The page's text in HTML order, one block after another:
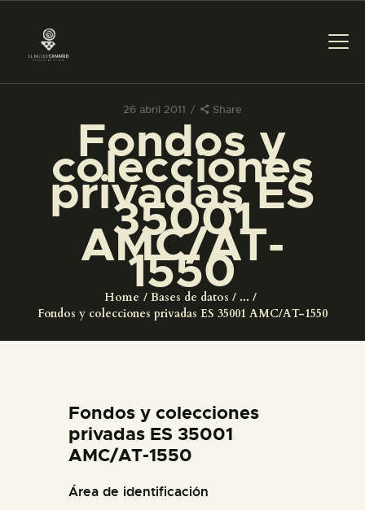
26 abril 2011 Share
Fondos y
colecciones
privadas ES
35001
AMC/AT-
1550
Home Bases de datos
...
Fondos y colecciones privadas ES 35001 AMC/AT-1550
PREPARAR LA VISITA
ACTIVIDADES
EL MUSEO
ESPAÑOL
Fondos y colecciones
privadas ES 35001
AMC/AT-1550
Área de identificación